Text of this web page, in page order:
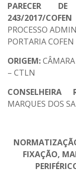
PARECER
243/2017/COFEN
PROCESSO
PORTARIA
ORIGEM:
– CTLN
CONSELHEIRA
MARQUES DOS
FIXAÇÃO,